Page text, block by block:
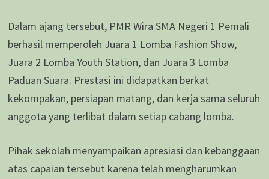
Dalam ajang tersebut, PMR Wira SMA Negeri 1 Pemali
berhasil memperoleh Juara 1 Lomba Fashion Show,
Juara 2 Lomba Youth Station, dan Juara 3 Lomba
Paduan Suara. Prestasi ini didapatkan berkat
kekompakan, persiapan matang, dan kerja sama seluruh
anggota yang terlibat dalam setiap cabang lomba.
Pihak sekolah menyampaikan apresiasi dan kebanggaan
atas capaian tersebut karena telah mengharumkan